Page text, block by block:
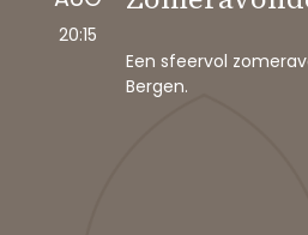
20:15
Een sfeervol
Bergen.